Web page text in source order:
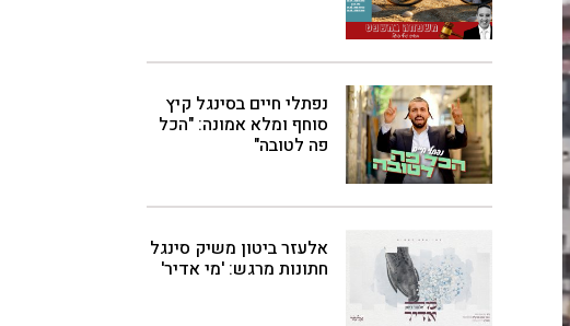
נפתלי חיים בסינגל קיץ
סוחף ומלא אמונה: "הכל
פה לטובה"
אלעזר ביטון משיק סינגל
חתונות מרגש: 'מי אדיר'